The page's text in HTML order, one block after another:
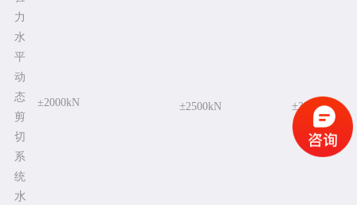
力
水
平
动
态
剪
切
系
统
±2000kN ±2500kN ±3500kN
水